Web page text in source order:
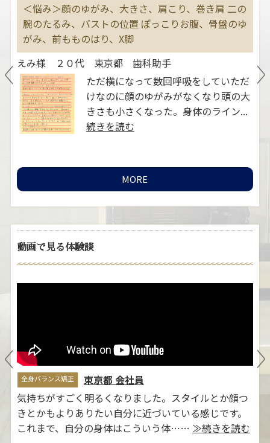
＜悩み＞顔のゆがみ、大きさ、肩こり、巻き肩 二の
腕のたるみ、バストの位置 ぽっこりお腹、骨盤のゆ
がみ、前もものはり、X脚
えみ様 ２０代 東京都 歯科助手
ただ横になって数回呼吸をしていただ
けなのに顔のゆがみがなくなり頭の大
きさも小さくなった。身体のライン...
続きを読む
MORE
む
MORE
動画で見る体験談
全身バランス矯正
東京都 会社員
気持ちがすごく明るくなりました。スタイルとか顔つ
きとかもよりありたい自分に近づいている感じです。
これまで、自分の身体はこういう体…… ≫続きを読む